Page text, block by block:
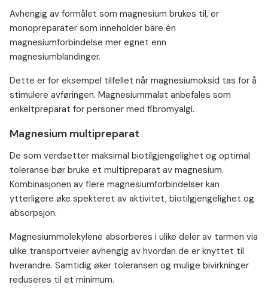
Avhengig av formålet som magnesium brukes til, er
monopreparater som inneholder bare én
magnesiumforbindelse mer egnet enn
magnesiumblandinger.
Dette er for eksempel tilfellet når magnesiumoksid tas for å
stimulere avføringen. Magnesiummalat anbefales som
enkeltpreparat for personer med fibromyalgi.
Magnesium multipreparat
De som verdsetter maksimal biotilgjengelighet og optimal
toleranse bør bruke et multipreparat av magnesium.
Kombinasjonen av flere magnesiumforbindelser kan
ytterligere øke spekteret av aktivitet, biotilgjengelighet og
absorpsjon.
Magnesiummolekylene absorberes i ulike deler av tarmen via
ulike transportveier avhengig av hvordan de er knyttet til
hverandre. Samtidig øker toleransen og mulige bivirkninger
reduseres til et minimum.